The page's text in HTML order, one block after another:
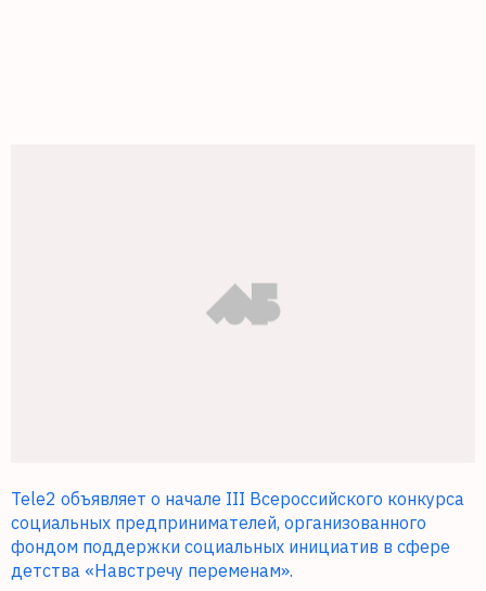
Tele2 объявляет о начале III Всероссийского конкурса
социальных предпринимателей, организованного
фондом поддержки социальных инициатив в сфере
детства «Навстречу переменам».